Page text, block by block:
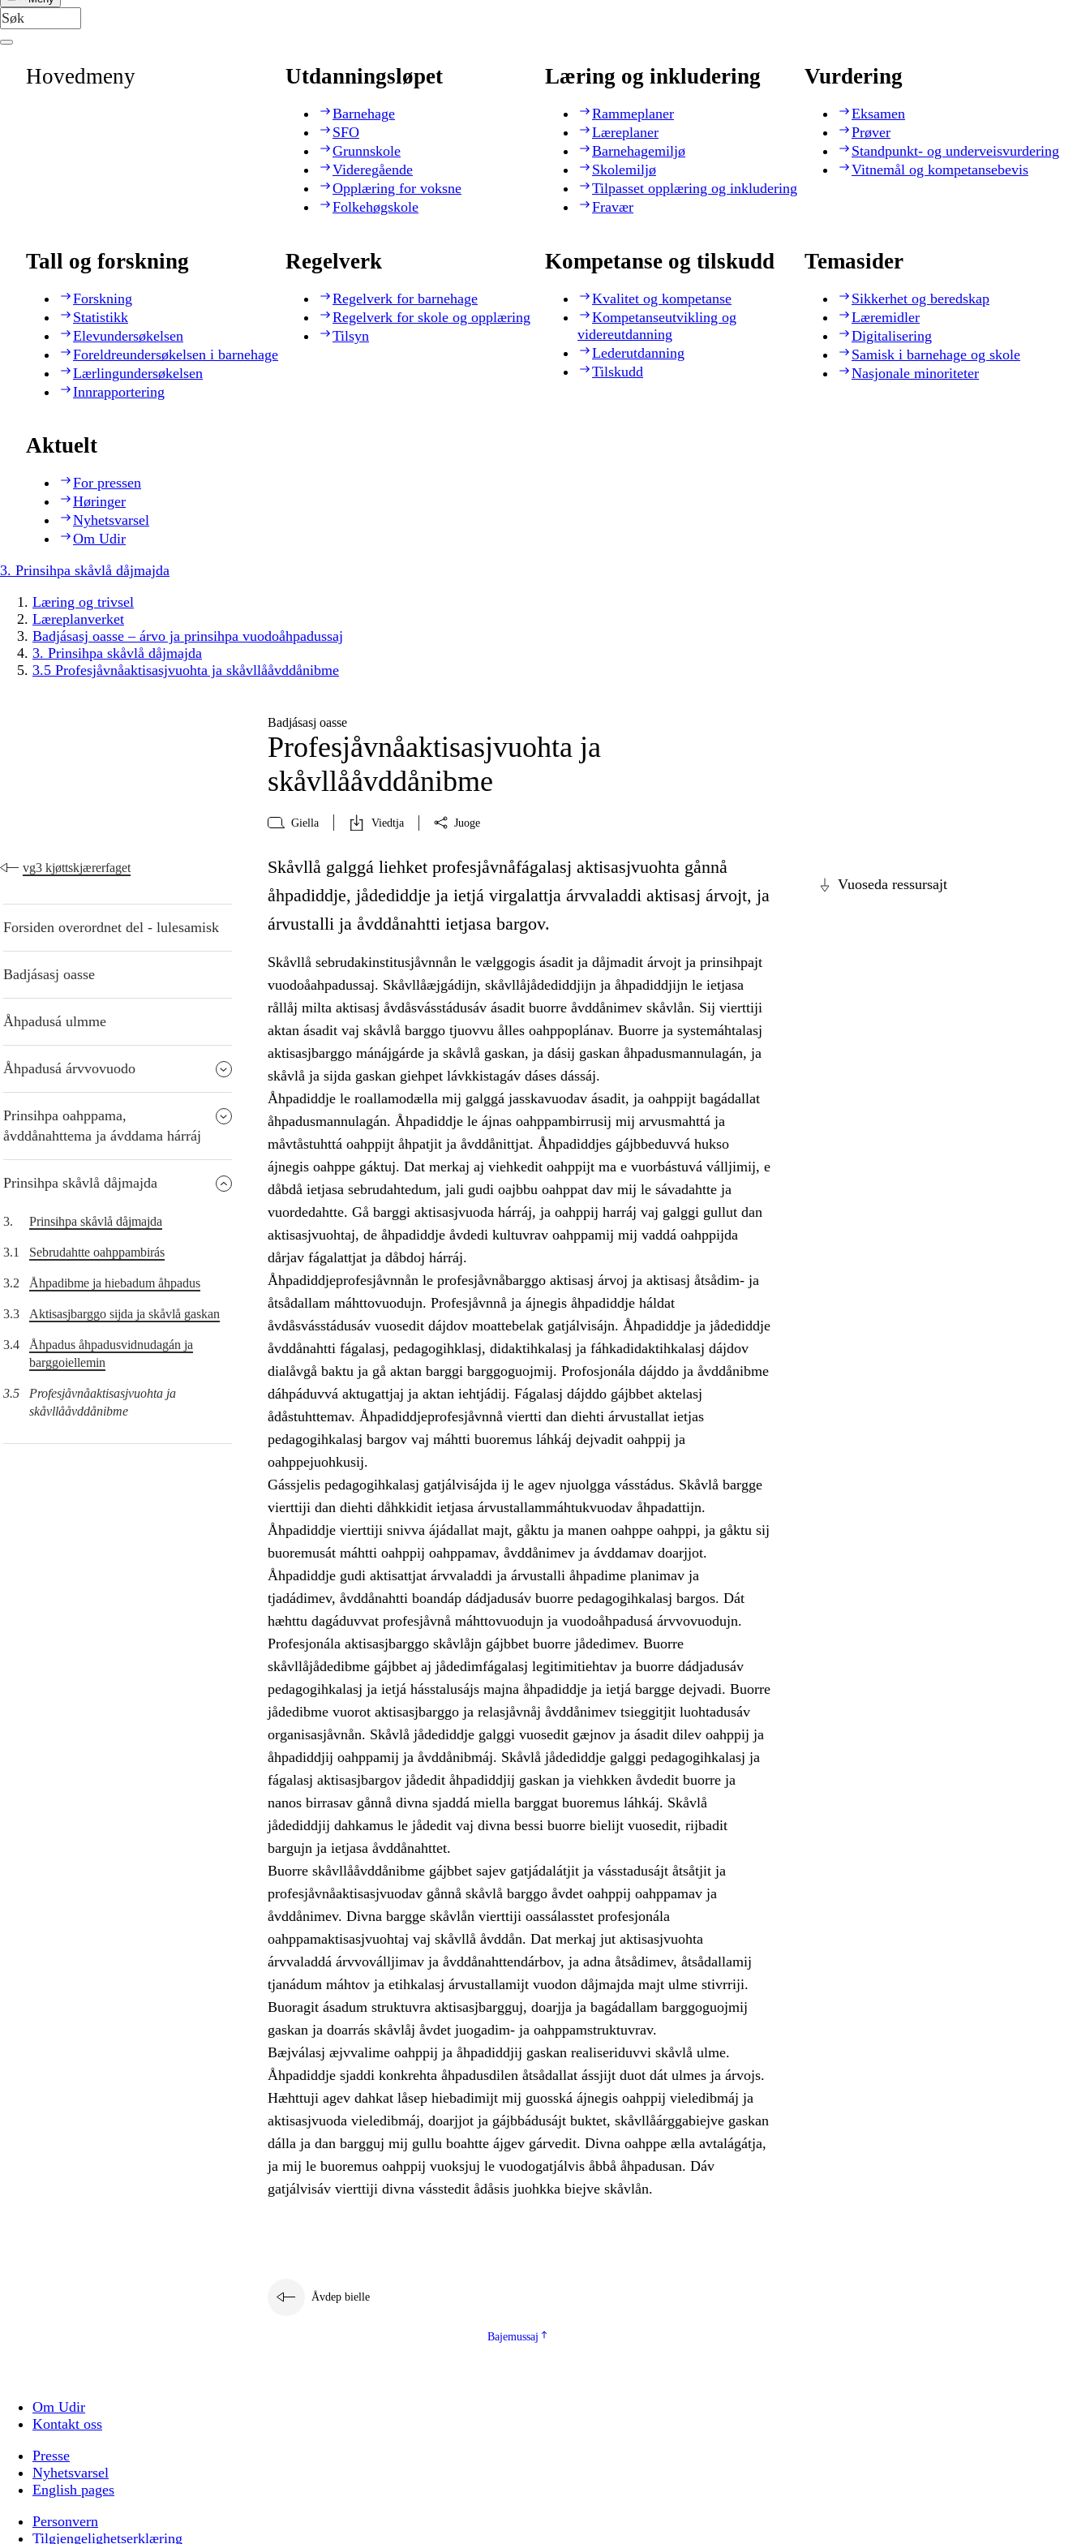
Hovedmeny Utdanningsløpet
Barnehage
SFO
Grunnskole
Videregående
Opplæring for voksne
Folkehøgskole
Læring og inkludering
Rammeplaner
Læreplaner
Barnehagemiljø
Skolemiljø
Tilpasset opplæring og inkludering
Fravær
Vurdering
Eksamen
Prøver
Standpunkt- og underveisvurdering
Vitnemål og kompetansebevis
Tall og forskning
Forskning
Statistikk
Elevundersøkelsen
Foreldreundersøkelsen i barnehage
Lærlingundersøkelsen
Innrapportering
Regelverk
Regelverk for barnehage
Regelverk for skole og opplæring
Tilsyn
Kompetanse og tilskudd
Kvalitet og kompetanse
Kompetanseutvikling og
videreutdanning
Lederutdanning
Tilskudd
Temasider
Sikkerhet og beredskap
Læremidler
Digitalisering
Samisk i barnehage og skole
Nasjonale minoriteter
Aktuelt
For pressen
Høringer
Nyhetsvarsel
Om Udir
3. Prinsihpa skåvlå dåjmajda
Læring og trivsel
Læreplanverket
Badjásasj oasse – árvo ja prinsihpa vuodoåhpadussaj
3. Prinsihpa skåvlå dåjmajda
3.5 Profesjåvnåaktisasjvuohta ja skåvllååvddånibme
Badjásasj oasse
Profesjåvnåaktisasjvuohta ja
skåvllååvddånibme
Giella Viedtja Juoge
vg3 kjøttskjærerfaget
Forsiden overordnet del - lulesamisk
Badjásasj oasse
Åhpadusá ulmme
Åhpadusá árvvovuodo
Prinsihpa oahppama,
åvddånahttema ja ávddama hárráj
Prinsihpa skåvlå dåjmajda
3. Prinsihpa skåvlå dåjmajda
3.1 Sebrudahtte oahppambirás
3.2 Åhpadibme ja hiebadum åhpadus
3.3 Aktisasjbarggo sijda ja skåvlå gaskan
3.4
Åhpadus åhpadusvidnudagán ja
barggoiellemin
3.5
Profesjåvnåaktisasjvuohta ja
skåvllååvddånibme
Vuoseda ressursajt
Skåvllå galggá liehket profesjåvnåfágalasj aktisasjvuohta gånnå
åhpadiddje, jådediddje ja ietjá virgalattja árvvaladdi aktisasj árvojt, ja
árvustalli ja åvddånahtti ietjasa bargov.
Skåvllå sebrudakinstitusjåvnnån le vælggogis ásadit ja dåjmadit árvojt ja prinsihpajt
vuodoåahpadussaj. Skåvllåæjgádijn, skåvllåjådediddjijn ja åhpadiddjijn le ietjasa
rållåj milta aktisasj åvdåsvásstádusáv ásadit buorre åvddånimev skåvlån. Sij vierttiji
aktan ásadit vaj skåvlå barggo tjuovvu ålles oahppoplánav. Buorre ja systemáhtalasj
aktisasjbarggo mánájgárde ja skåvlå gaskan, ja dásij gaskan åhpadusmannulagán, ja
skåvlå ja sijda gaskan giehpet lávkkistagáv dáses dássáj.
Åhpadiddje le roallamodælla mij galggá jasskavuodav ásadit, ja oahppijt bagádallat
åhpadusmannulagán. Åhpadiddje le ájnas oahppambirrusij mij arvusmahttá ja
måvtåstuhttá oahppijt åhpatjit ja åvddånittjat. Åhpadiddjes gájbbeduvvá hukso
ájnegis oahppe gáktuj. Dat merkaj aj viehkedit oahppijt ma e vuorbástuvá válljimij, e
dåbdå ietjasa sebrudahtedum, jali gudi oajbbu oahppat dav mij le sávadahtte ja
vuordedahtte. Gå barggi aktisasjvuoda hárráj, ja oahppij harráj vaj galggi gullut dan
aktisasjvuohtaj, de åhpadiddje åvdedi kultuvrav oahppamij mij vaddá oahppijda
dårjav fágalattjat ja dåbdoj hárráj.
Åhpadiddjeprofesjåvnnån le profesjåvnåbarggo aktisasj árvoj ja aktisasj åtsådim- ja
åtsådallam máhttovuodujn. Profesjåvnnå ja ájnegis åhpadiddje háldat
åvdåsvásstádusáv vuosedit dájdov moattebelak gatjálvisájn. Åhpadiddje ja jådediddje
åvddånahtti fágalasj, pedagogihklasj, didaktihkalasj ja fáhkadidaktihkalasj dájdov
dialåvgå baktu ja gå aktan barggi barggoguojmij. Profosjonála dájddo ja åvddånibme
dáhpáduvvá aktugattjaj ja aktan iehtjádij. Fágalasj dájddo gájbbet aktelasj
ådåstuhttemav. Åhpadiddjeprofesjåvnnå viertti dan diehti árvustallat ietjas
pedagogihkalasj bargov vaj máhtti buoremus láhkáj dejvadit oahppij ja
oahppejuohkusij.
Gássjelis pedagogihkalasj gatjálvisájda ij le agev njuolgga vásstádus. Skåvlå bargge
vierttiji dan diehti dåhkkidit ietjasa árvustallammáhtukvuodav åhpadattijn.
Åhpadiddje vierttiji snivva ájádallat majt, gåktu ja manen oahppe oahppi, ja gåktu sij
buoremusát máhtti oahppij oahppamav, åvddånimev ja ávddamav doarjjot.
Åhpadiddje gudi aktisattjat árvvaladdi ja árvustalli åhpadime planimav ja
tjadádimev, åvddånahtti boandáp dádjadusáv buorre pedagogihkalasj bargos. Dát
hæhttu dagáduvvat profesjåvnå máhttovuodujn ja vuodoåhpadusá árvvovuodujn.
Profesjonála aktisasjbarggo skåvlåjn gájbbet buorre jådedimev. Buorre
skåvllåjådedibme gájbbet aj jådedimfágalasj legitimitiehtav ja buorre dádjadusáv
pedagogihkalasj ja ietjá hásstalusájs majna åhpadiddje ja ietjá bargge dejvadi. Buorre
jådedibme vuorot aktisasjbarggo ja relasjåvnåj åvddånimev tsieggitjit luohtadusáv
organisasjåvnån. Skåvlå jådediddje galggi vuosedit gæjnov ja ásadit dilev oahppij ja
åhpadiddjij oahppamij ja åvddånibmáj. Skåvlå jådediddje galggi pedagogihkalasj ja
fágalasj aktisasjbargov jådedit åhpadiddjij gaskan ja viehkken åvdedit buorre ja
nanos birrasav gånnå divna sjaddá miella barggat buoremus láhkáj. Skåvlå
jådediddjij dahkamus le jådedit vaj divna bessi buorre bielijt vuosedit, rijbadit
bargujn ja ietjasa åvddånahttet.
Buorre skåvllååvddånibme gájbbet sajev gatjádalátjit ja vásstadusájt åtsåtjit ja
profesjåvnåaktisasjvuodav gånnå skåvlå barggo åvdet oahppij oahppamav ja
åvddånimev. Divna bargge skåvlån vierttiji oassálasstet profesjonála
oahppamaktisasjvuohtaj vaj skåvllå åvddån. Dat merkaj jut aktisasjvuohta
árvvaladdá árvvoválljimav ja åvddånahttendárbov, ja adna åtsådimev, åtsådallamij
tjanádum máhtov ja etihkalasj árvustallamijt vuodon dåjmajda majt ulme stivrriji.
Buoragit ásadum struktuvra aktisasjbargguj, doarjja ja bagádallam barggoguojmij
gaskan ja doarrás skåvlåj åvdet juogadim- ja oahppamstruktuvrav.
Bæjválasj æjvvalime oahppij ja åhpadiddjij gaskan realiseriduvvi skåvlå ulme.
Åhpadiddje sjaddi konkrehta åhpadusdilen åtsådallat ássjijt duot dát ulmes ja árvojs.
Hæhttuji agev dahkat låsep hiebadimijt mij guosská ájnegis oahppij vieledibmáj ja
aktisasjvuoda vieledibmáj, doarjjot ja gájbbádusájt buktet, skåvllåárggabiejve gaskan
dálla ja dan bargguj mij gullu boahtte ájgev gárvedit. Divna oahppe ælla avtalágátja,
ja mij le buoremus oahppij vuoksjuj le vuodogatjálvis åbbå åhpadusan. Dáv
gatjálvisáv vierttiji divna vásstedit ådåsis juohkka biejve skåvlån.
Åvdep bielle
Bajemussaj
Om Udir
Kontakt oss
Presse
Nyhetsvarsel
English pages
Personvern
Tilgjengelighetserklæring